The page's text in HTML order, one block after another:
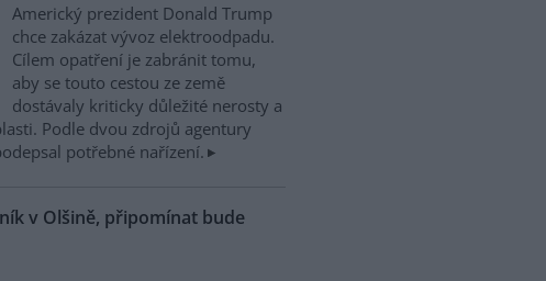
Americký prezident Donald Trump
chce zakázat vývoz elektroodpadu.
Cílem opatření je zabránit tomu,
aby se touto cestou ze země
dostávaly kriticky důležité nerosty a
Podle dvou zdrojů agentury
potřebné nařízení.
v Olšině, připomínat bude